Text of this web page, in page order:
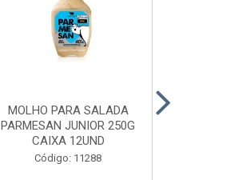
MOLHO PARA SALADA
PARMESAN JUNIOR 250G
CAIXA 12UND
Código: 11288